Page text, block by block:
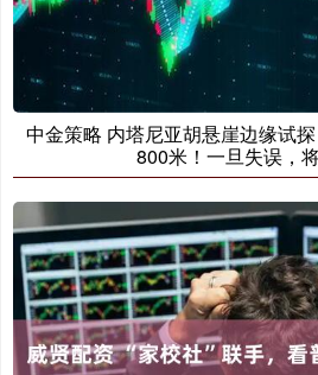
中金策略 内塔尼亚胡悬崖边缘试
800米！一旦失误，